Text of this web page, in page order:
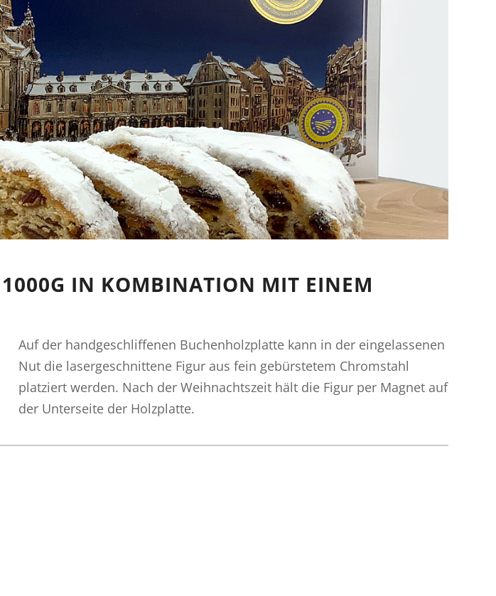
IN KOMBINATION MIT EINEM
Auf der handgeschliffenen Buchenholzplatte kann in der eingelassenen
Nut die lasergeschnittene Figur aus fein gebürstetem Chromstahl
platziert werden. Nach der Weihnachtszeit hält die Figur per Magnet auf
der Unterseite der Holzplatte.